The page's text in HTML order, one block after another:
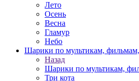
Лето
Осень
Весна
Гламур
Небо
Шарики по мультикам,
Назад
Шарики по мультикам,
Три кота